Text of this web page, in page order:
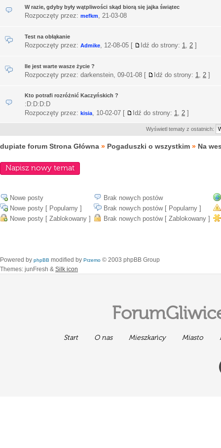
W razie, gdyby były wątpliwości skąd biorą się jajka świątec
Rozpoczęty przez: mefkm, 21-03-08
Test na obłąkanie
Rozpoczęty przez: Admike, 12-08-05 [ Idź do strony: 1, 2 ]
Ile jest warte wasze życie ?
Rozpoczęty przez: darkenstein, 09-01-08 [ Idź do strony: 1, 2 ]
Kto potrafi rozróżnić Kaczyńskich ?
:D:D:D:D
Rozpoczęty przez: kisia, 10-02-07 [ Idź do strony: 1, 2 ]
Wyświetl tematy z ostatnich:
dupiate forum Strona Główna » Pogaduszki o wszystkim » Na
Napisz nowy temat
Nowe posty
Brak nowych postów
Nowe posty [ Popularny ]
Brak nowych postów [ Popularny ]
Nowe posty [ Zablokowany ]
Brak nowych postów [ Zablokowany ]
Powered by phpBB modified by Przemo © 2003 phpBB Group
Themes: junFresh & Silk icon
Start O nas Mieszkańcy Miasto